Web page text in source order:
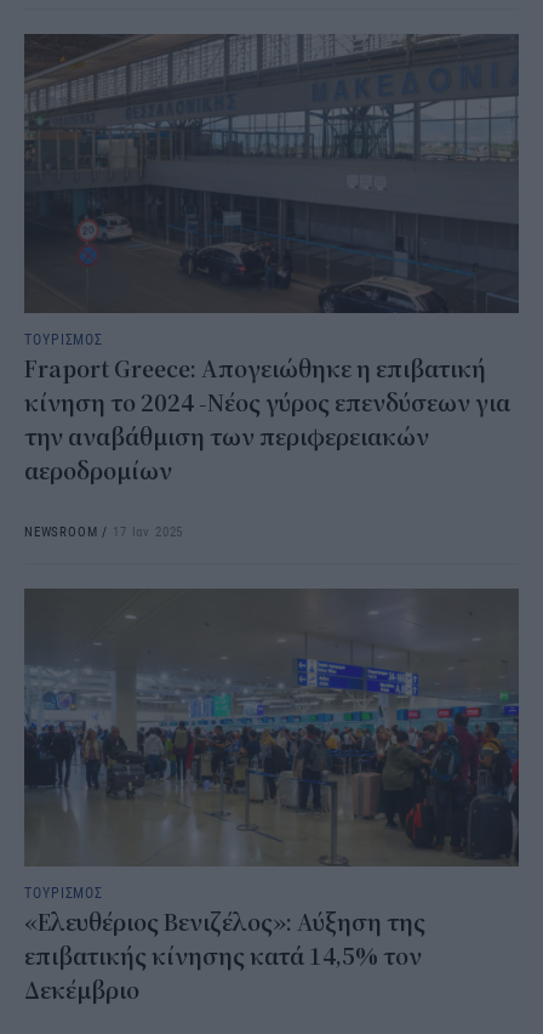
ΤΟΥΡΙΣΜΟΣ
Fraport Greece: Απογειώθηκε η επιβατική
κίνηση το 2024 -Νέος γύρος επενδύσεων για
την αναβάθμιση των περιφερειακών
αεροδρομίων
NEWSROOM / 17 Ιαν 2025
ΤΟΥΡΙΣΜΟΣ
«Ελευθέριος Βενιζέλος»: Αύξηση της
επιβατικής κίνησης κατά 14,5% τον
Δεκέμβριο